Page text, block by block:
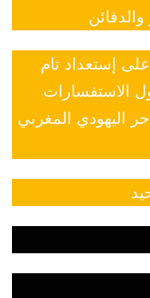
إستعداد تام
الاستفسارات
اليهودي المغربي